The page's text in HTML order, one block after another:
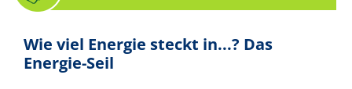
Wie viel Energie steckt in...? Das
Energie-Seil